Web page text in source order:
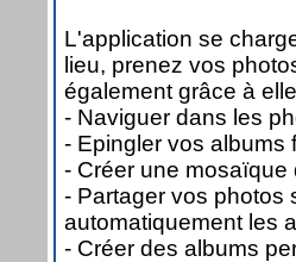
L'application se
lieu, prenez vos
également grâce à
- Naviguer dans les
- Epingler vos albums
- Créer une
- Partager vos photos
automatiquement les
- Créer des albums